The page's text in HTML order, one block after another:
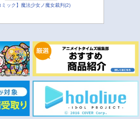
ミック】魔法少女ノ魔女裁判(2)